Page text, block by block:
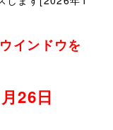
インドウを
26日